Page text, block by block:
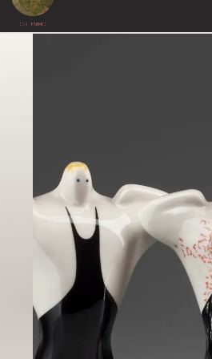
dla modernizmu